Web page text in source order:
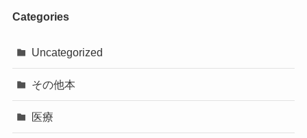
Categories
Uncategorized
その他本
医療